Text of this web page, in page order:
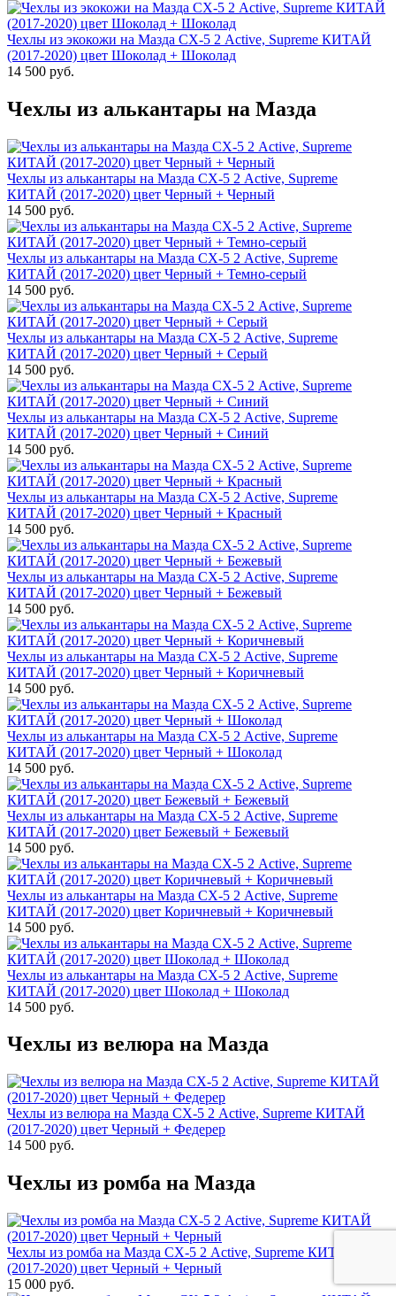
Чехлы из экокожи на Мазда СХ-5 2 Active, Supreme КИТАЙ
(2017-2020) цвет Шоколад + Шоколад
14 500 руб.
Чехлы из алькантары на Мазда
Чехлы из алькантары на Мазда СХ-5 2 Active, Supreme
КИТАЙ (2017-2020) цвет Черный + Черный
14 500 руб.
Чехлы из алькантары на Мазда СХ-5 2 Active, Supreme
КИТАЙ (2017-2020) цвет Черный + Темно-серый
14 500 руб.
Чехлы из алькантары на Мазда СХ-5 2 Active, Supreme
КИТАЙ (2017-2020) цвет Черный + Серый
14 500 руб.
Чехлы из алькантары на Мазда СХ-5 2 Active, Supreme
КИТАЙ (2017-2020) цвет Черный + Синий
14 500 руб.
Чехлы из алькантары на Мазда СХ-5 2 Active, Supreme
КИТАЙ (2017-2020) цвет Черный + Красный
14 500 руб.
Чехлы из алькантары на Мазда СХ-5 2 Active, Supreme
КИТАЙ (2017-2020) цвет Черный + Бежевый
14 500 руб.
Чехлы из алькантары на Мазда СХ-5 2 Active, Supreme
КИТАЙ (2017-2020) цвет Черный + Коричневый
14 500 руб.
Чехлы из алькантары на Мазда СХ-5 2 Active, Supreme
КИТАЙ (2017-2020) цвет Черный + Шоколад
14 500 руб.
Чехлы из алькантары на Мазда СХ-5 2 Active, Supreme
КИТАЙ (2017-2020) цвет Бежевый + Бежевый
14 500 руб.
Чехлы из алькантары на Мазда СХ-5 2 Active, Supreme
КИТАЙ (2017-2020) цвет Коричневый + Коричневый
14 500 руб.
Чехлы из алькантары на Мазда СХ-5 2 Active, Supreme
КИТАЙ (2017-2020) цвет Шоколад + Шоколад
14 500 руб.
Чехлы из велюра на Мазда
Чехлы из велюра на Мазда СХ-5 2 Active, Supreme КИТАЙ
(2017-2020) цвет Черный + Федерер
14 500 руб.
Чехлы из ромба на Мазда
Чехлы из ромба на Мазда СХ-5 2 Active, Supreme КИТАЙ
(2017-2020) цвет Черный + Черный
15 000 руб.